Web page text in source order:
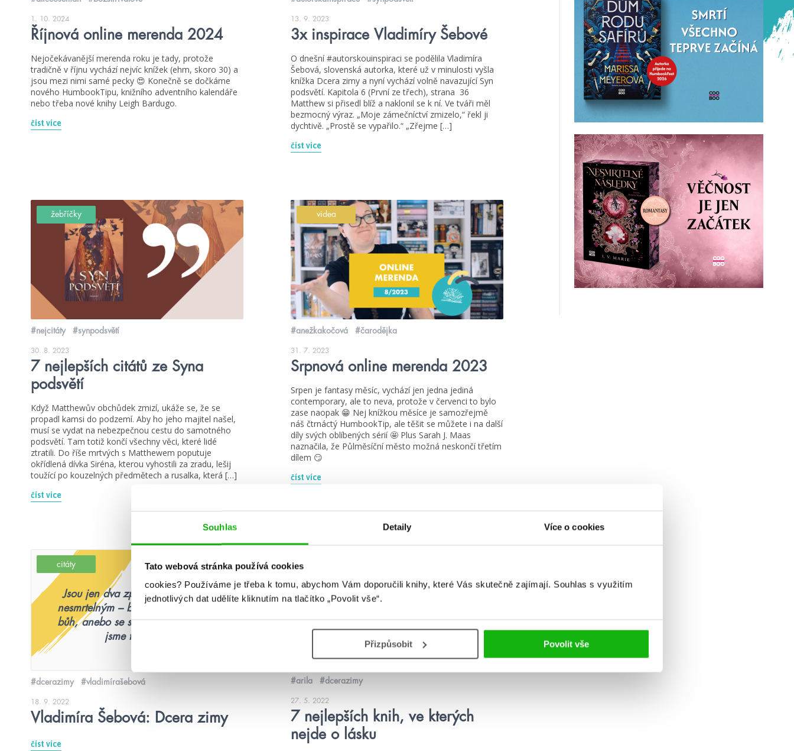
Souhlas Detaily Více o cookies
Tato webová stránka používá cookies
cookies? Používáme je třeba k tomu, abychom Vám doporučili knihy, které Vás skutečně zajímají. Souhlas s využitím
jednotlivých dat udělíte kliknutím na tlačítko „Povolit vše“.
Přizpůsobit Povolit vše
1. 10. 2024
Říjnová online merenda 2024
Nejočekávanější merenda roku je tady, protože
tradičně v říjnu vychází nejvíc knížek (ehm, skoro 30) a
jsou mezi nimi samé pecky 😍 Konečně se dočkáme
nového HumbookTipu, knižního adventního kalendáře
nebo třeba nové knihy Leigh Bardugo.
číst více
13. 9. 2023
3x inspirace Vladimíry Šebové
O dnešní #autorskouinspiraci se podělila Vladimíra
Šebová, slovenská autorka, které už v minulosti vyšla
knížka Dcera zimy a nyní vychází volně navazující Syn
podsvětí. Kapitola 6 (První ze třech), strana 36
Matthew si přisedl blíž a naklonil se k ní. Ve tváři měl
bezmocný výraz. „Moje zámečníctví zmizelo,“ řekl ji
dychtivě. „Prostě se vypařilo.“ „Zřejme […]
číst více
žebříčky
#nejcitáty #synpodsvětí
30. 8. 2023
7 nejlepších citátů ze Syna
podsvětí
Když Matthewův obchůdek zmizí, ukáže se, že se
propadl kamsi do podzemí. Aby ho jeho majitel našel,
musí se vydat na nebezpečnou cestu do samotného
podsvětí. Tam totiž končí všechny věci, které lidé
ztratili. Do říše mrtvých s Matthewem poputuje
okřídlená dívka Siréna, kterou vyhostili za zradu, lešij
toužící po kouzelných předmětech a rusalka, která […]
číst více
videa
#anežkakočová #čarodějka
31. 7. 2023
Srpnová online merenda 2023
Srpen je fantasy měsíc, vychází jen jedna jediná
contemporary, ale to neva, protože v červenci to bylo
zase naopak 😁 Nej knížkou měsíce je samozřejmě
náš čtrnáctý HumbookTip, ale těšit se můžete i na další
díly svých oblíbených sérií 🤩 Plus Sarah J. Maas
naznačila, že Půlměsíční město možná neskončí třetím
dílem 😏
číst více
citáty
Jsou jen dva způsoby, jak se stát
nesmrtelným – buď se narodíš jako
bůh, anebo se staneš příšerou. My
jsme to druhé.
#dcerazimy #vladimírašebová
18. 9. 2022
Vladimíra Šebová: Dcera zimy
číst více
#arila #dcerazimy
27. 5. 2022
7 nejlepších knih, ve kterých
nejde o lásku